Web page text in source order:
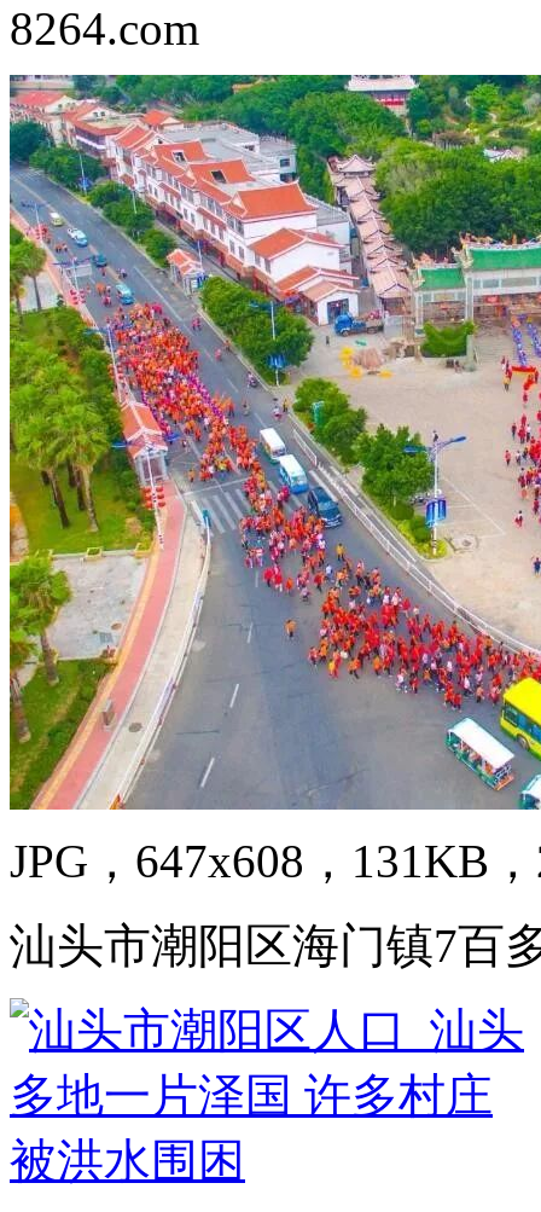
8264.com
JPG，647x608，131KB
汕头市潮阳区海门镇7百